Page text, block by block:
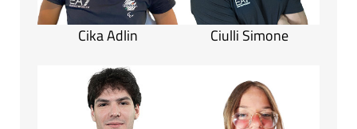
Cika Adlin Ciulli Simone